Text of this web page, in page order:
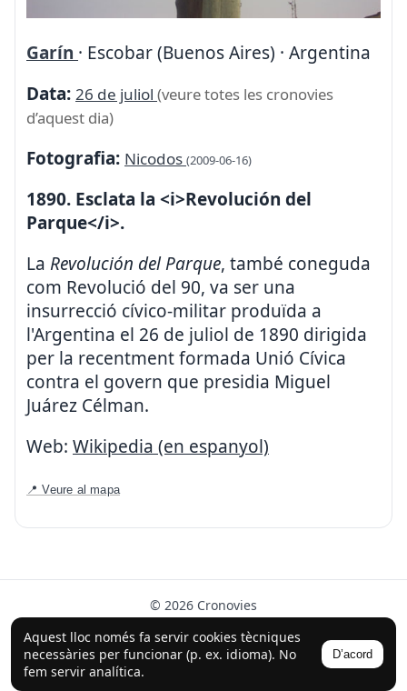
Aquest lloc només fa servir cookies tècniques
necessàries per funcionar (p. ex. idioma). No
fem servir analítica.
D’acord
Garín · Escobar (Buenos Aires) · Argentina
Data: 26 de juliol (veure totes les cronovies
d’aquest dia)
Fotografia: Nicodos (2009-06-16)
1890. Esclata la <i>Revolución del
Parque</i>.
La Revolución del Parque, també coneguda
com Revolució del 90, va ser una
insurrecció cívico-militar produïda a
l'Argentina el 26 de juliol de 1890 dirigida
per la recentment formada Unió Cívica
contra el govern que presidia Miguel
Juárez Célman.
Web: Wikipedia (en espanyol)
📍 Veure al mapa
© 2026 Cronovies
Història als carrers · Desenvolupat amb l’ajuda de la IA
(ChatGPT).
Segueix-nos a Instagram